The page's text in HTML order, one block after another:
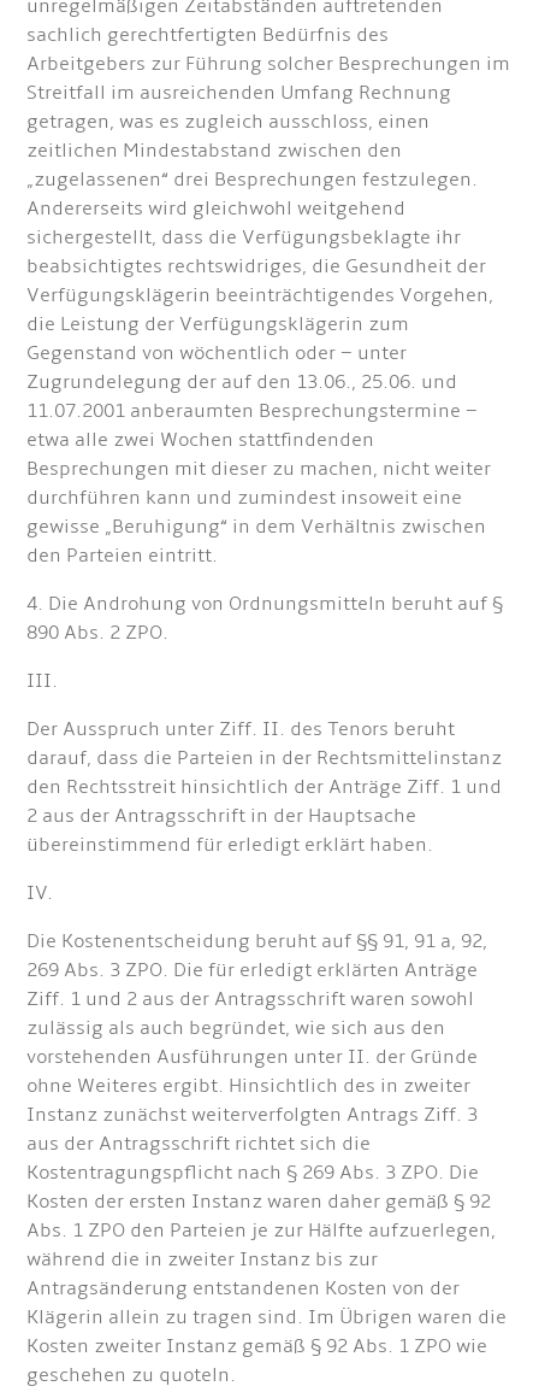
unregelmäßigen Zeitabständen auftretenden
sachlich gerechtfertigten Bedürfnis des
Arbeitgebers zur Führung solcher Besprechungen im
Streitfall im ausreichenden Umfang Rechnung
getragen, was es zugleich ausschloss, einen
zeitlichen Mindestabstand zwischen den
„zugelassenen“ drei Besprechungen festzulegen.
Andererseits wird gleichwohl weitgehend
sichergestellt, dass die Verfügungsbeklagte ihr
beabsichtigtes rechtswidriges, die Gesundheit der
Verfügungsklägerin beeinträchtigendes Vorgehen,
die Leistung der Verfügungsklägerin zum
Gegenstand von wöchentlich oder – unter
Zugrundelegung der auf den 13.06., 25.06. und
11.07.2001 anberaumten Besprechungstermine –
etwa alle zwei Wochen stattfindenden
Besprechungen mit dieser zu machen, nicht weiter
durchführen kann und zumindest insoweit eine
gewisse „Beruhigung“ in dem Verhältnis zwischen
den Parteien eintritt.
4. Die Androhung von Ordnungsmitteln beruht auf §
890 Abs. 2 ZPO.
III.
Der Ausspruch unter Ziff. II. des Tenors beruht
darauf, dass die Parteien in der Rechtsmittelinstanz
den Rechtsstreit hinsichtlich der Anträge Ziff. 1 und
2 aus der Antragsschrift in der Hauptsache
übereinstimmend für erledigt erklärt haben.
IV.
Die Kostenentscheidung beruht auf §§ 91, 91 a, 92,
269 Abs. 3 ZPO. Die für erledigt erklärten Anträge
Ziff. 1 und 2 aus der Antragsschrift waren sowohl
zulässig als auch begründet, wie sich aus den
vorstehenden Ausführungen unter II. der Gründe
ohne Weiteres ergibt. Hinsichtlich des in zweiter
Instanz zunächst weiterverfolgten Antrags Ziff. 3
aus der Antragsschrift richtet sich die
Kostentragungspflicht nach § 269 Abs. 3 ZPO. Die
Kosten der ersten Instanz waren daher gemäß § 92
Abs. 1 ZPO den Parteien je zur Hälfte aufzuerlegen,
während die in zweiter Instanz bis zur
Antragsänderung entstandenen Kosten von der
Klägerin allein zu tragen sind. Im Übrigen waren die
Kosten zweiter Instanz gemäß § 92 Abs. 1 ZPO wie
geschehen zu quoteln.